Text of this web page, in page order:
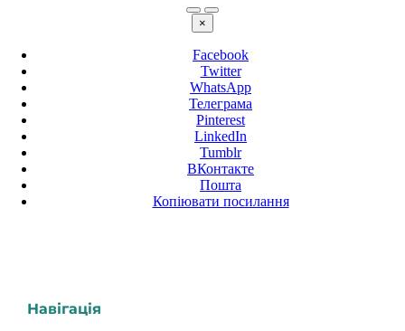
×
Facebook
Twitter
WhatsApp
Телеграма
Pinterest
LinkedIn
Tumblr
ВКонтакте
Пошта
Копіювати посилання
Навігація